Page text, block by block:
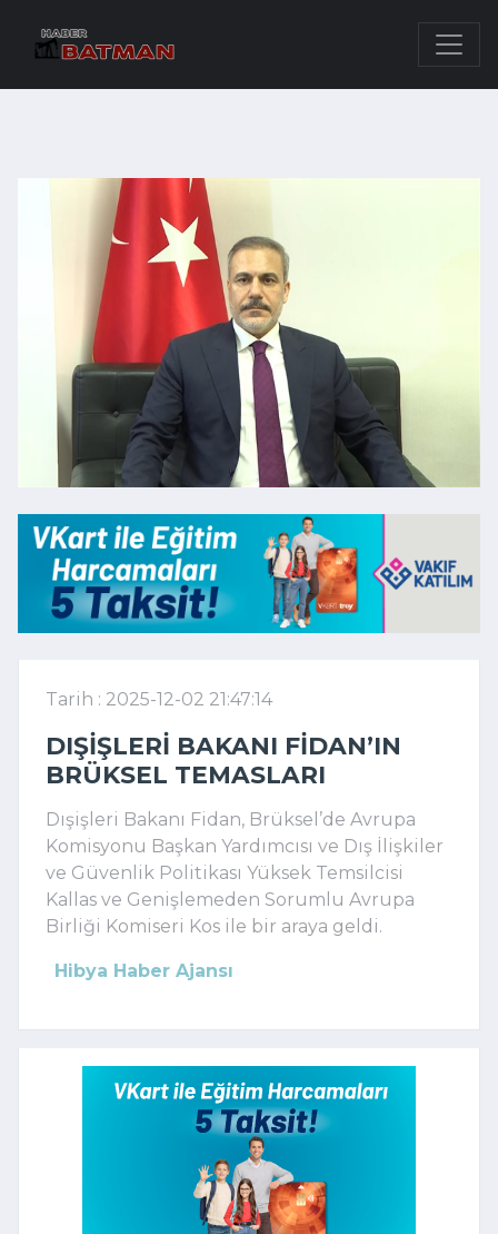
Tarih : 2025-12-02 21:47:14
DIŞIŞLERI BAKANI FIDAN’IN
BRÜKSEL TEMASLARI
Dışişleri Bakanı Fidan, Brüksel’de Avrupa
Komisyonu Başkan Yardımcısı ve Dış İlişkiler
ve Güvenlik Politikası Yüksek Temsilcisi
Kallas ve Genişlemeden Sorumlu Avrupa
Birliği Komiseri Kos ile bir araya geldi.
Hibya Haber Ajansı